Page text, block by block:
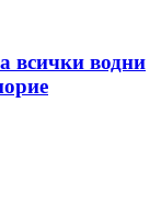
всички водни